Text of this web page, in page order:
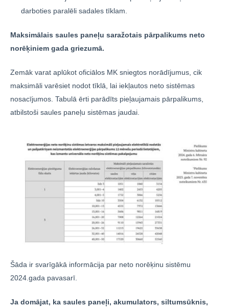
darboties paralēli sadales tīklam.
Maksimālais saules paneļu saražotais pārpalikums neto
norēķiniem gada griezumā.
Zemāk varat aplūkot oficiālos MK sniegtos norādījumus, cik
maksimāli varēsiet nodot tīklā, lai iekļautos neto sistēmas
nosacījumos. Tabulā ērti parādīts pieļaujamais pārpalikums,
atbilstoši saules paneļu sistēmas jaudai.
Šāda ir svarīgākā informācija par neto norēķinu sistēmu
2024.gada pavasarī.
Ja domājat, ka saules paneļi, akumulators, siltumsūknis,